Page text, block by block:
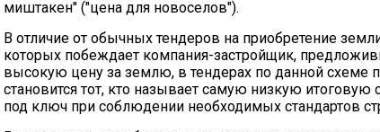
миштакен" ("цена для новоселов").
В отличие от обычных тендеров на приобретение
которых побеждает компания-застройщик,
высокую цену за землю, в тендерах по данной схеме
становится тот, кто называет самую низкую итоговую
под ключ при соблюдении необходимых стандартов